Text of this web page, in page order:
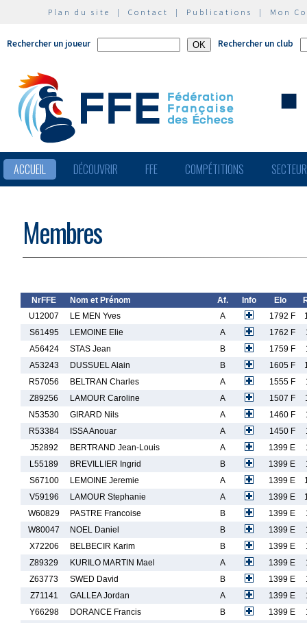
Plan du site | Contact | Publications | Mon
Rechercher un joueur Rechercher un club
ACCUEIL DÉCOUVRIR FFE COMPÉTITIONS
Membres
NrFFE Nom et Prénom Af. Info Elo
U12007
LE MEN Yves A 1792 F
S61495
LEMOINE Elie A 1762 F
A56424
STAS Jean B 1759 F
A53243
DUSSUEL Alain B 1605 F
R57056
BELTRAN Charles A 1555 F
Z89256
LAMOUR Caroline A 1507 F
N53530
GIRARD Nils A 1460 F
R53384
ISSA Anouar A 1450 F
J52892
BERTRAND Jean-Louis A 1399 E
L55189
BREVILLIER Ingrid B 1399 E
S67100
LEMOINE Jeremie A 1399 E
V59196
LAMOUR Stephanie A 1399 E
W60829
PASTRE Francoise B 1399 E
W80047
NOEL Daniel B 1399 E
X72206
BELBECIR Karim B 1399 E
Z89329
KURILO MARTIN Mael A 1399 E
Z63773
SWED David B 1399 E
Z71141
GALLEA Jordan A 1399 E
Y66298
DORANCE Francis B 1399 E